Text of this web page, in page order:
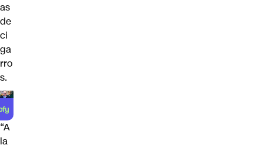
as
de
ci
ga
rro
s.
“A
la